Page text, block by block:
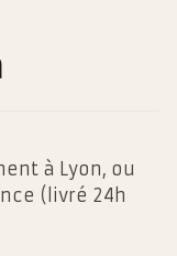
à Lyon, ou
(livré 24h